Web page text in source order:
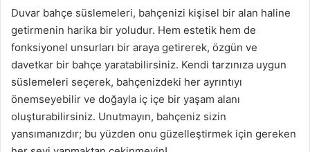
Duvar bahçe süslemeleri, bahçenizi kişisel bir alan haline
getirmenin harika bir yoludur. Hem estetik hem de
fonksiyonel unsurları bir araya getirerek, özgün ve
davetkar bir bahçe yaratabilirsiniz. Kendi tarzınıza uygun
süslemeleri seçerek, bahçenizdeki her ayrıntıyı
önemseyebilir ve doğayla iç içe bir yaşam alanı
oluşturabilirsiniz. Unutmayın, bahçeniz sizin
yansımanızdır; bu yüzden onu güzelleştirmek için gereken